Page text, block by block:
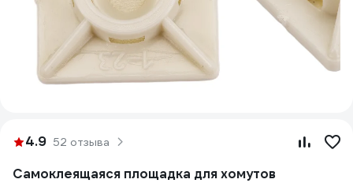
4.9 52 отзыва
Самоклеящаяся площадка для хомутов